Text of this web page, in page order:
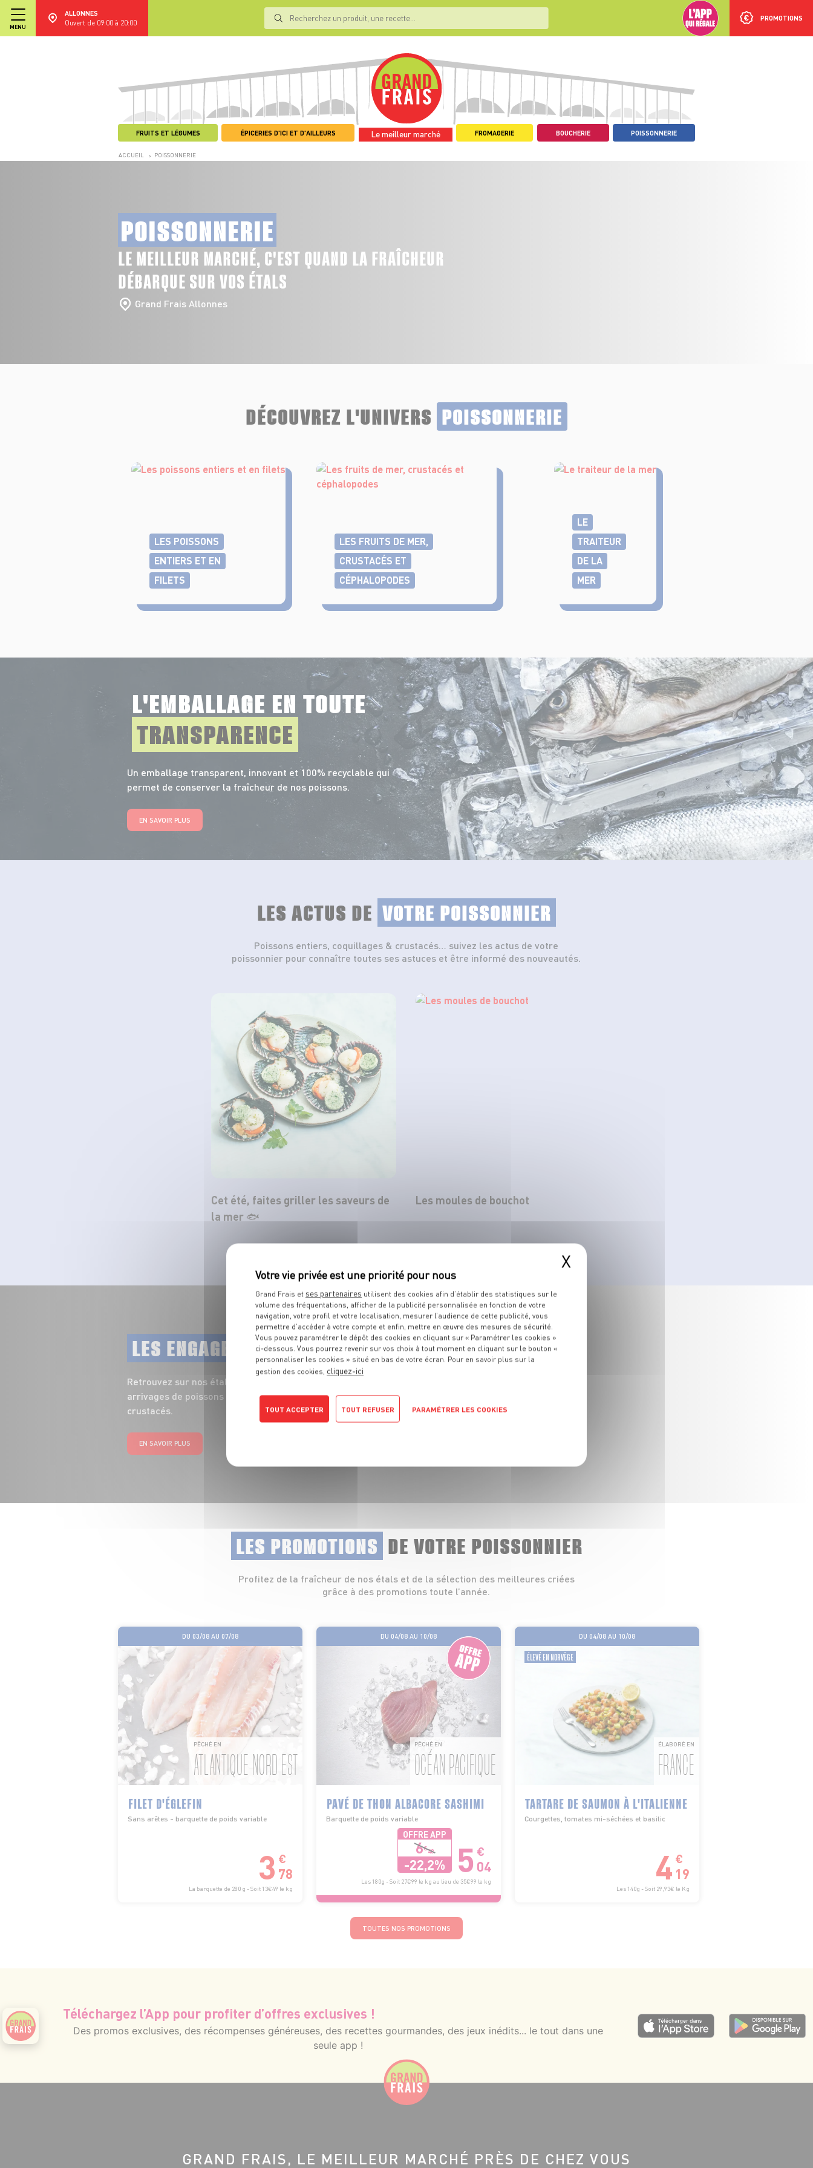
MENU
ALLONNES
Ouvert de 09:00 à 20:00
PROMOTIONS
FRUITS ET LÉGUMES ÉPICERIES D'ICI ET D'AILLEURS Le meilleur marché FROMAGERIE BOUCHERIE POISSONNERIE
ACCUEIL > POISSONNERIE
POISSONNERIE
LE MEILLEUR MARCHÉ, C'EST QUAND LA FRAÎCHEUR
DÉBARQUE SUR VOS ÉTALS
Grand Frais Allonnes
DÉCOUVREZ L'UNIVERS POISSONNERIE
LES POISSONS
ENTIERS ET EN
FILETS
LES FRUITS DE MER,
CRUSTACÉS ET
CÉPHALOPODES
LE
TRAITEUR
DE LA
MER
L'EMBALLAGE EN TOUTE
TRANSPARENCE
Un emballage transparent, innovant et 100% recyclable qui
permet de conserver la fraîcheur de nos poissons.
EN SAVOIR PLUS
LES ACTUS DE VOTRE POISSONNIER
Poissons entiers, coquillages & crustacés… suivez les actus de votre
poissonnier pour connaître toutes ses astuces et être informé des nouveautés.
Cet été, faites griller les saveurs de
la mer 🐟
Les moules de bouchot
LES ENGAGEMENTSDE VOTRE POISSONNIER
Retrouvez sur nos étals toute la fraîcheur de nos
arrivages de poissons entiers, filets, coquillages et
crustacés.
EN SAVOIR PLUS
LES PROMOTIONS DE VOTRE POISSONNIER
Profitez de la fraîcheur de nos étals et de la sélection des meilleures criées
grâce à des promotions toute l’année.
DU 03/08 AU 07/08
PÊCHÉ EN
ATLANTIQUE NORD EST
FILET D'ÉGLEFIN
Sans arêtes - barquette de poids variable
3 €
78
La barquette de 280 g - Soit 13€49 le kg
DU 04/08 AU 10/08
PÊCHÉ EN
OCÉAN PACIFIQUE
PAVÉ DE THON ALBACORE SASHIMI
Barquette de poids variable
OFFRE APP
6€48
-22,2% 5 €
04
Les 180g - Soit 27€99 le kg au lieu de 35€99 le kg
DU 04/08 AU 10/08
ÉLEVÉ EN NORVÈGE
ÉLABORÉ EN
FRANCE
TARTARE DE SAUMON À L'ITALIENNE
Courgettes, tomates mi-séchées et basilic
4 €
19
Les 140g - Soit 29,93€ le Kg
TOUTES NOS PROMOTIONS
Téléchargez l’App pour profiter d’offres exclusives !
Des promos exclusives, des récompenses généreuses, des recettes gourmandes, des jeux inédits... le tout dans une
seule app !
GRAND FRAIS, LE MEILLEUR MARCHÉ PRÈS DE CHEZ VOUS
X
Grand Frais et ses partenaires utilisent des cookies afin d’établir des statistiques sur le
volume des fréquentations, afficher de la publicité personnalisée en fonction de votre
navigation, votre profil et votre localisation, mesurer l’audience de cette publicité, vous
permettre d’accéder à votre compte et enfin, mettre en œuvre des mesures de sécurité.
Vous pouvez paramétrer le dépôt des cookies en cliquant sur « Paramétrer les cookies »
ci-dessous. Vous pourrez revenir sur vos choix à tout moment en cliquant sur le bouton «
personnaliser les cookies » situé en bas de votre écran. Pour en savoir plus sur la
gestion des cookies, cliquez-ici
TOUT ACCEPTER TOUT REFUSER PARAMÉTRER LES COOKIES